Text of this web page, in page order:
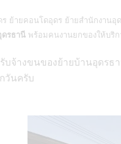
ย้ายคอนโดอุดร ย้ายสำนักงานอุ
ดรธานี พร้อมคนงานยกของให้บริก
บจ้างขนของย้ายบ้านอุดรธ
วันครับ